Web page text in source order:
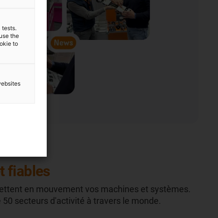
fiables
en mouvement vos machines et systèmes.
secteurs d'activité à travers le monde.
tests.
the
to